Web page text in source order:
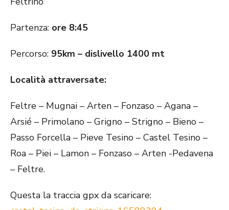
Partenza: ore 8:45
Percorso: 95km – dislivello 1400 mt
Località attraversate:
Feltre – Mugnai – Arten – Fonzaso – Agana –
Arsié – Primolano – Grigno – Strigno – Bieno –
Passo Forcella – Pieve Tesino – Castel Tesino –
Roa – Piei – Lamon – Fonzaso – Arten -Pedavena
– Feltre.
Questa la traccia gpx da scaricare: